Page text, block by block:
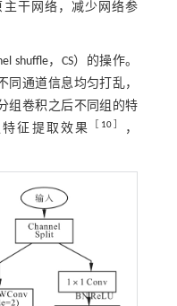
主干网络，减少网络参
shuffle，CS）的操作。
同通道信息均匀打乱，
组卷积之后不同组的特
征提取效果
10
，